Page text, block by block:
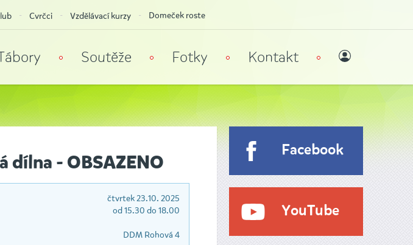
Soutěže Fotky Kontakt
Cvrčci Vzdělávací kurzy Domeček roste
dílna - OBSAZENO
čtvrtek 23.10. 2025
od 15.30 do 18.00
DDM Rohová 4
Facebook
YouTube